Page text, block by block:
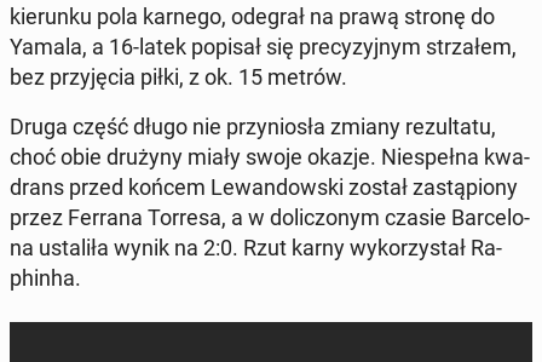
kie­run­ku pola karnego, odegrał na prawą stronę do
Yamala, a 16-latek popisał się pre­cy­zyj­nym strza­łem,
bez przy­ję­cia piłki, z ok. 15 metrów.
Druga część długo nie przy­nio­sła zmiany re­zul­ta­tu,
choć obie drużyny miały swoje okazje. Nie­speł­na kwa­
drans przed końcem Le­wan­dow­ski został za­stą­pio­ny
przez Ferrana Torresa, a w do­li­czo­nym czasie Bar­ce­lo­
na usta­li­ła wynik na 2:0. Rzut karny wy­ko­rzy­stał Ra­
phin­ha.